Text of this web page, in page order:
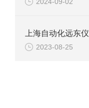
2023-08-25